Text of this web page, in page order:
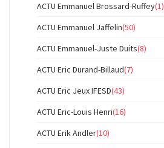
ACTU Emmanuel Brossard-Ruffey(1)
ACTU Emmanuel Jaffelin(50)
ACTU Emmanuel-Juste Duits(8)
ACTU Eric Durand-Billaud(7)
ACTU Eric Jeux IFESD(43)
ACTU Eric-Louis Henri(16)
ACTU Erik Andler(10)